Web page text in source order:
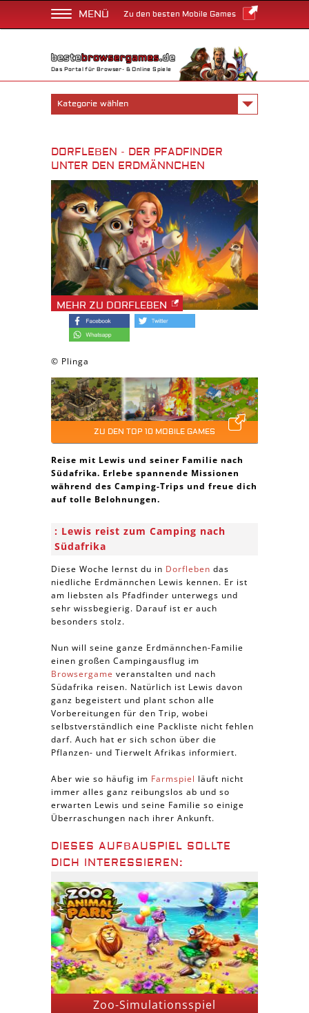
MENÜ Zu den besten Mobile Games
Das Portal für Browser- & Online Spiele
Kategorie wählen
DORFLEBEN - DER PFADFINDER
UNTER DEN ERDMÄNNCHEN
MEHR ZU DORFLEBEN
© Plinga
ZU DEN TOP 10 MOBILE GAMES
Reise mit Lewis und seiner Familie nach
Südafrika. Erlebe spannende Missionen
während des Camping-Trips und freue dich
auf tolle Belohnungen.
Lewis reist zum Camping nach
Südafrika
Diese Woche lernst du in Dorfleben das
niedliche Erdmännchen Lewis kennen. Er ist
am liebsten als Pfadfinder unterwegs und
sehr wissbegierig. Darauf ist er auch
besonders stolz.
Nun will seine ganze Erdmännchen-Familie
einen großen Campingausflug im
Browsergame veranstalten und nach
Südafrika reisen. Natürlich ist Lewis davon
ganz begeistert und plant schon alle
Vorbereitungen für den Trip, wobei
selbstverständlich eine Packliste nicht fehlen
darf. Auch hat er sich schon über die
Pflanzen- und Tierwelt Afrikas informiert.
Aber wie so häufig im Farmspiel läuft nicht
immer alles ganz reibungslos ab und so
erwarten Lewis und seine Familie so einige
Überraschungen nach ihrer Ankunft.
DIESES AUFBAUSPIEL SOLLTE
DICH INTERESSIEREN:
Zoo-Simulationsspiel